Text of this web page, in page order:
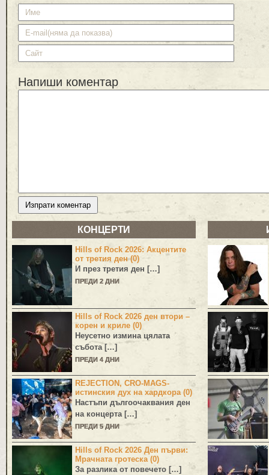
Напиши коментар
КОНЦЕРТИ
Hills of Rock 2026: Акцентите
от третия ден (0)
И през третия ден […]
ПРЕДИ 2 ДНИ
Hills of Rock 2026 ден втори –
корен и криле (0)
Неусетно измина цялата
събота […]
ПРЕДИ 4 ДНИ
REJECTION, CRO-MAGS-
истинския дух на хардкора (0)
Настъпи дългоочаквания ден
на концерта […]
ПРЕДИ 5 ДНИ
Hills of Rock 2026 Ден първи:
Мрачната гротеска (0)
За разлика от повечето […]